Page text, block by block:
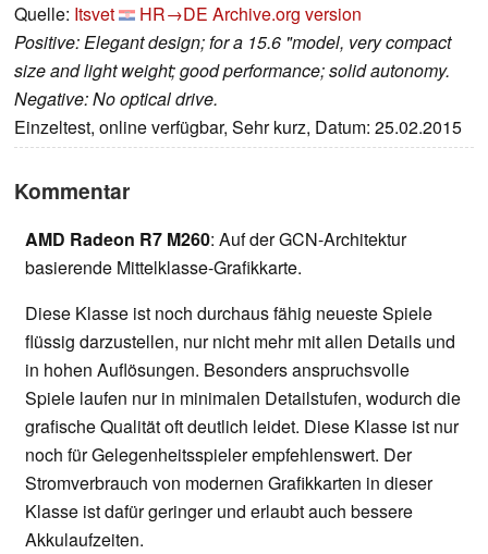
Quelle: Itsvet HR→DE Archive.org version
Positive: Elegant design; for a 15.6 "model, very compact
size and light weight; good performance; solid autonomy.
Negative: No optical drive.
Einzeltest, online verfügbar, Sehr kurz, Datum: 25.02.2015
Kommentar
AMD Radeon R7 M260: Auf der GCN-Architektur
basierende Mittelklasse-Grafikkarte.
Diese Klasse ist noch durchaus fähig neueste Spiele
flüssig darzustellen, nur nicht mehr mit allen Details und
in hohen Auflösungen. Besonders anspruchsvolle
Spiele laufen nur in minimalen Detailstufen, wodurch die
grafische Qualität oft deutlich leidet. Diese Klasse ist nur
noch für Gelegenheitsspieler empfehlenswert. Der
Stromverbrauch von modernen Grafikkarten in dieser
Klasse ist dafür geringer und erlaubt auch bessere
Akkulaufzeiten.